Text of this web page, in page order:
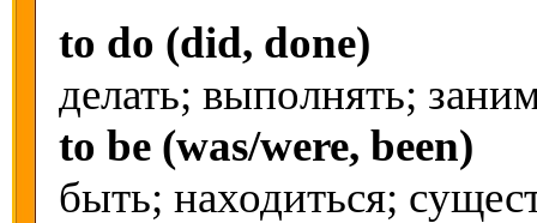
to do (did, done)
делать; выполнять;
to be (was/were, been)
быть; находиться;